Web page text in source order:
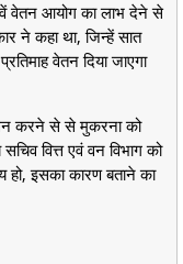
वेतन आयोग का लाभ देने से
ने कहा था, जिन्हें सात
वेतन दिया जाएगा
करने से से मुकरना को
वित्त एवं वन विभाग को
इसका कारण बताने का